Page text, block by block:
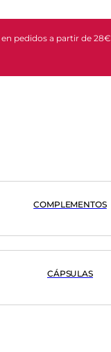
en pedidos a partir de 28€
COMPLEMENTOS
CÁPSULAS